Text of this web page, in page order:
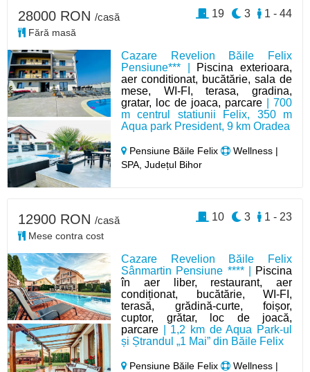
Cazare Revelion Băile Felix
Pensiune*** | Piscina exterioara,
aer conditionat, bucătărie, sala de
mese, WI-FI, terasa, gradina,
gratar, loc de joaca, parcare | 700
m centrul statiunii Felix, 350 m
Aqua park President, 9 km Oradea
Pensiune Băile Felix
Wellness |
SPA, Județul Bihor
28000 RON /casă
Fără masă
1 - 44
3
19
Cazare Revelion Băile Felix
Sânmartin Pensiune **** |
Piscina
în aer liber, restaurant, aer
condiționat, bucătărie, WI-FI,
terasă, grădină-curte, foișor,
cuptor, grătar, loc de joacă,
parcare | 1,2 km de Aqua Park-ul
și Ștrandul „1 Mai” din Băile Felix
Pensiune Băile Felix
Wellness |
12900 RON /casă
Mese contra cost
1 - 23
3
10